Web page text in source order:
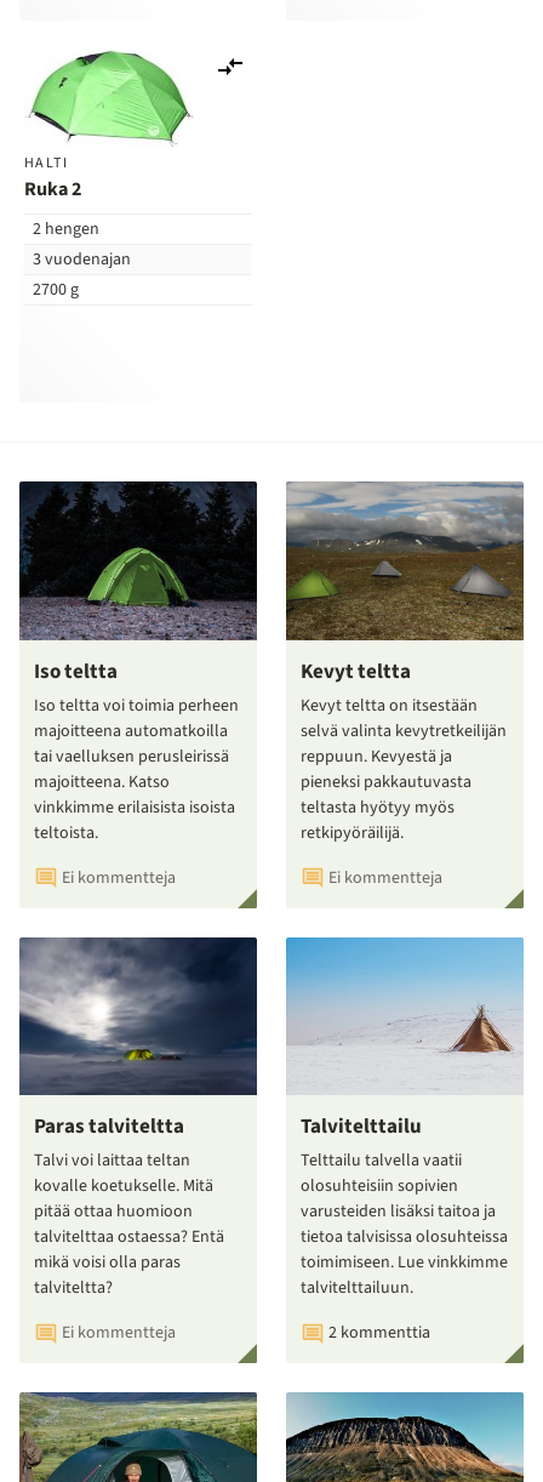
HALTI
Ruka 2
2 hengen
3 vuodenajan
2700 g
Iso teltta
Iso teltta voi toimia perheen
majoitteena automatkoilla
tai vaelluksen perusleirissä
majoitteena. Katso
vinkkimme erilaisista isoista
teltoista.
Ei kommentteja
Kevyt teltta
Kevyt teltta on itsestään
selvä valinta kevytretkeilijän
reppuun. Kevyestä ja
pieneksi pakkautuvasta
teltasta hyötyy myös
retkipyöräilijä.
Ei kommentteja
Paras talviteltta
Talvi voi laittaa teltan
kovalle koetukselle. Mitä
pitää ottaa huomioon
talvitelttaa ostaessa? Entä
mikä voisi olla paras
talviteltta?
Ei kommentteja
Talvitelttailu
Telttailu talvella vaatii
olosuhteisiin sopivien
varusteiden lisäksi taitoa ja
tietoa talvisissa olosuhteissa
toimimiseen. Lue vinkkimme
talvitelttailuun.
2 kommenttia